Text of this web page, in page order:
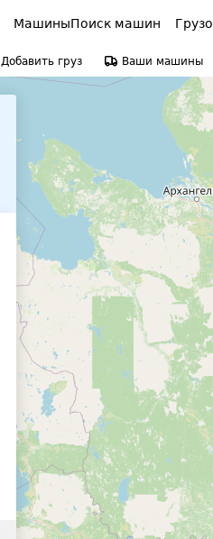
МашиныПоиск машин
Добавить груз Ваши машины